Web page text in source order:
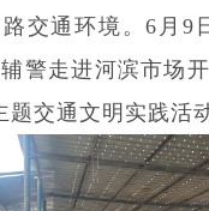
交通环境。6月9
警走进河滨市场
题交通文明实践活